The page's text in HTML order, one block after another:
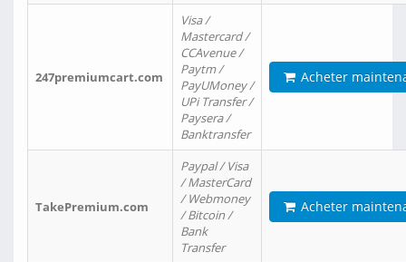
247premiumcart.com
Visa /
Mastercard /
CCAvenue /
Paytm /
PayUMoney /
UPi Transfer /
Paysera /
Banktransfer
Acheter
TakePremium.com
Paypal / Visa
/ MasterCard
/ Webmoney
/ Bitcoin /
Bank
Transfer
Acheter